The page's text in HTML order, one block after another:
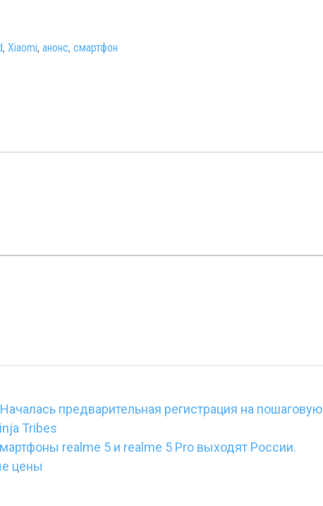
, Xiaomi, анонс, смартфон
Началась предварительная регистрация на пошаговую
Tribes
realme 5 и realme 5 Pro выходят России.
цены